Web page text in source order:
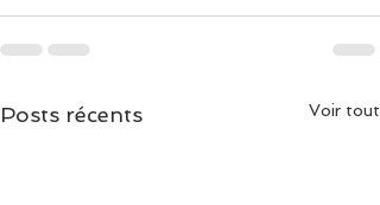
Posts récents Voir tout